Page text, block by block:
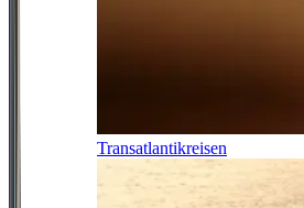
Transatlantikreisen